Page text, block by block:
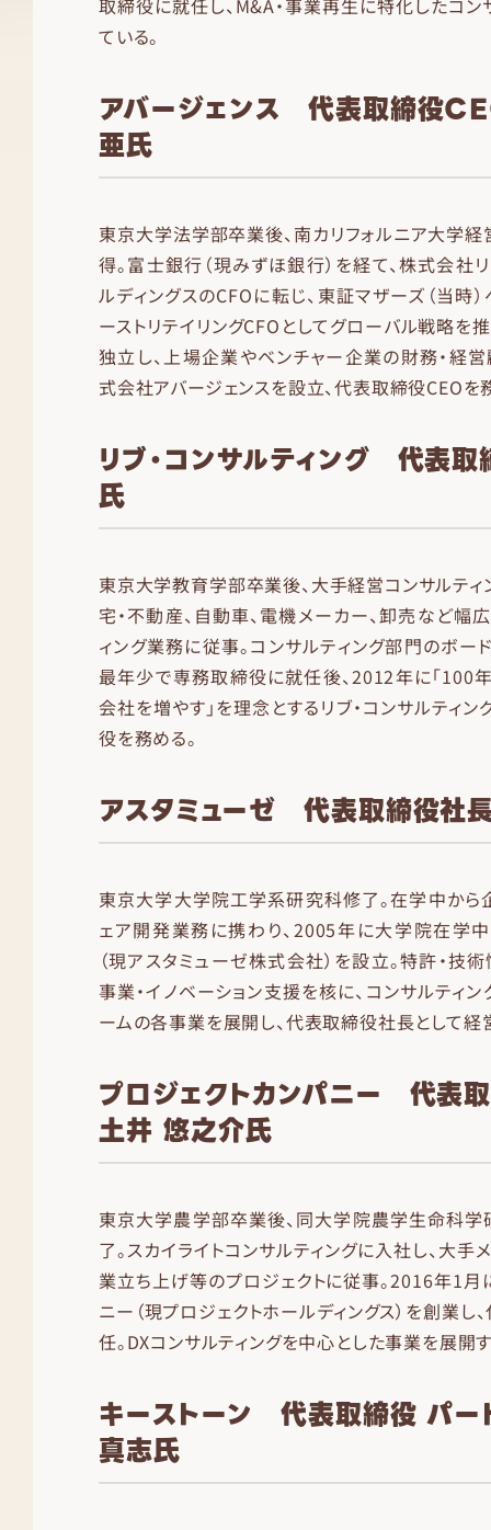
取締役に就任し、M&A・事業再生に特化したコン
ている。
アバージェンス 代表取締役
亜氏
東京大学法学部卒業後、南カリフォルニア大学
得。富士銀行（現みずほ銀行）を経て、株式会社
ルディングスのCFOに転じ、東証マザーズ（当時
ーストリテイリングCFOとしてグローバル戦略を
独立し、上場企業やベンチャー企業の財務・経
式会社アバージェンスを設立、代表取締役CEOを
リブ・コンサルティング 代表
氏
東京大学教育学部卒業後、大手経営コンサルティ
宅・不動産、自動車、電機メーカー、卸売など幅
ィング業務に従事。コンサルティング部門のボー
最年少で専務取締役に就任後、2012年に「100
会社を増やす」を理念とするリブ・コンサルティ
役を務める。
アスタミューゼ 代表取締役
東京大学大学院工学系研究科修了。在学中から
ェア開発業務に携わり、2005年に大学院在学
（現アスタミューゼ株式会社）を設立。特許・技
事業・イノベーション支援を核に、コンサルティン
ームの各事業を展開し、代表取締役社長として経
プロジェクトカンパニー 代
土井 悠之介氏
東京大学農学部卒業後、同大学院農学生命科
了。スカイライトコンサルティングに入社し、大
業立ち上げ等のプロジェクトに従事。2016年1月
ニー（現プロジェクトホールディングス）を創業
任。DXコンサルティングを中心とした事業を展開す
キーストーン 代表取締役 パ
真志氏